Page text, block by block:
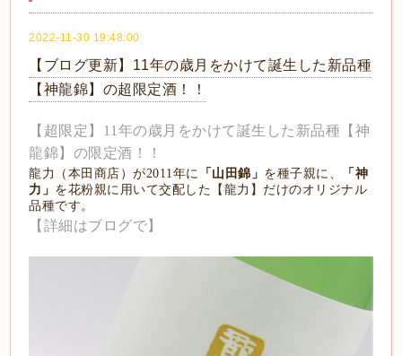
2022-11-30 19:48:00
【ブログ更新】11年の歳月をかけて誕生した新品種
【神龍錦】の超限定酒！！
【超限定】11年の歳月をかけて誕生した新品種【神
龍錦】の限定酒！！
龍力（本田商店）が2011年に 「山田錦」 を種子親に、
「神
力」 を花粉親に用いて交配した【龍力】だけのオリジナル
品種です。
【詳細はブログで】